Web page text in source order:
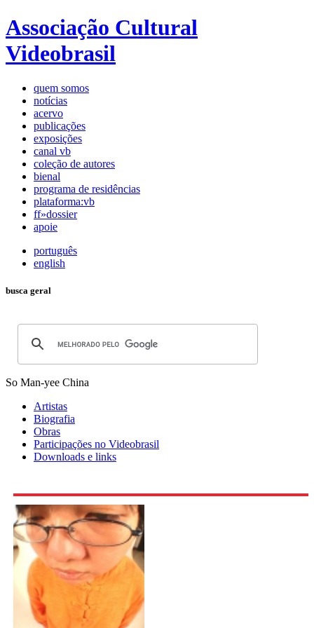
Associação Cultural
Videobrasil
quem somos
notícias
acervo
publicações
exposições
canal vb
coleção de autores
bienal
programa de residências
plataforma:vb
ff»dossier
apoie
português
english
busca geral
So Man-yee China
Artistas
Biografia
Obras
Participações no Videobrasil
Downloads e links